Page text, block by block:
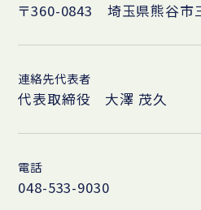
〒360-0843 埼玉県熊谷市
連絡先代表者
代表取締役 大澤 茂久
電話
048-533-9030